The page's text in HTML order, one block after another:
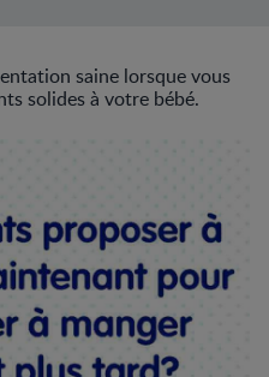
saine lorsque vous
solides à votre bébé.